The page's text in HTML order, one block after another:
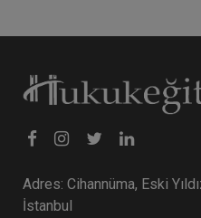
Adres: Cihannüma, Eski
İstanbul